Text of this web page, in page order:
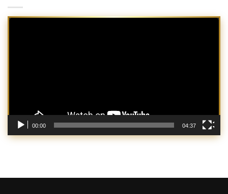
Trình
00:00 04:37